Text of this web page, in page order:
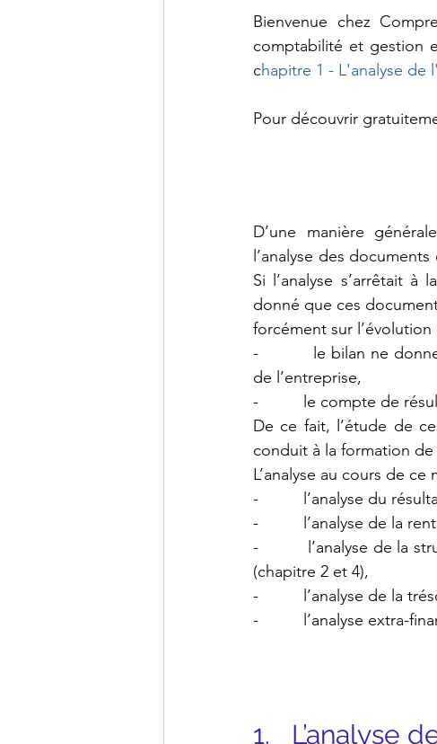
Bienvenue chez
chapitre 1 - L'analyse
Pour découvrir
D’une manière
l’analyse des
Si l’analyse s’arrêtait
donné que ces
forcément sur l’évolution
-          le bilan ne
de l’entreprise,
-          le compte de
De ce fait, l’étude de
conduit à la formation
L’analyse au cours de ce
-          l’analyse du
-          l’analyse de
-          l’analyse de
(chapitre 2 et 4),
-          l’analyse de
-          l’analyse extra-
1.